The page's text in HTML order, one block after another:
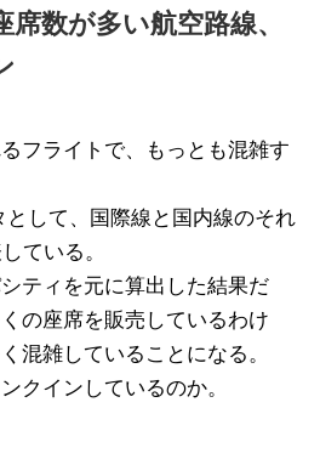
数が多い航空路線、
フライトで、もっとも混雑す
として、国際線と国内線のそれ
ている。
ティを元に算出した結果だ
の座席を販売しているわけ
混雑していることになる。
クインしているのか。